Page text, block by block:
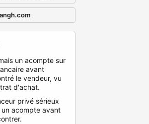
un acompte sur
avant
le vendeur, vu
d'achat.
privé sérieux
acompte avant